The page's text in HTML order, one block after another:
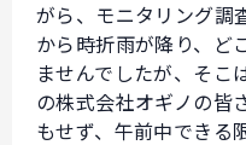
がら、モニタリング調
から時折雨が降り、ど
ませんでしたが、そこ
の株式会社オギノの皆
もせず、午前中できる